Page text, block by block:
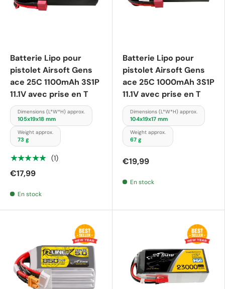
Batterie Lipo pour
pistolet Airsoft Gens
ace 25C 1100mAh 3S1P
11.1V avec prise en T
Dimensions (L*W*H) approx.
105x19x18 mm
Weight approx.
73 g
★★★★★ (1)
€17,99
En stock
Batterie Lipo pour
pistolet Airsoft Gens
ace 25C 1000mAh 3S1P
11.1V avec prise en T
Dimensions (L*W*H) approx.
104x19x17 mm
Weight approx.
67 g
€19,99
En stock